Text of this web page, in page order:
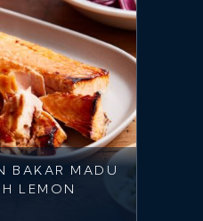
BAKAR MADU
LEMON